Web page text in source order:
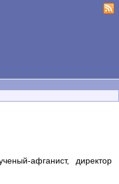
афганист, директор